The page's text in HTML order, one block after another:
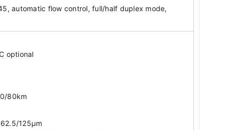
automatic flow control, full/half duplex mode,
optional
80km
125μm